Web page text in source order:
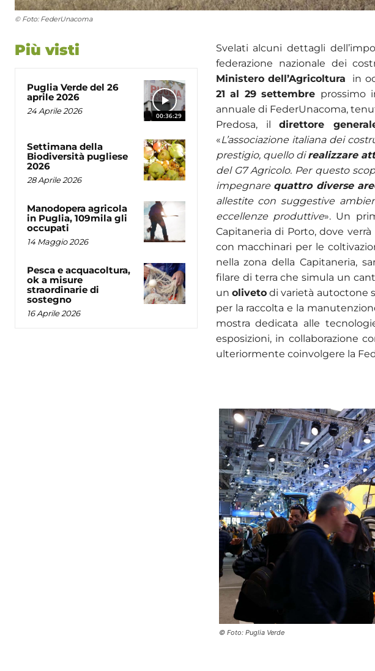
© Foto: FederUnacoma
Più visti
00:36:29
Puglia Verde del 26
aprile 2026
24 Aprile 2026
Settimana della
Biodiversità pugliese
2026
28 Aprile 2026
Manodopera agricola
in Puglia, 109mila gli
occupati
14 Maggio 2026
Pesca e acquacoltura,
ok a misure
straordinarie di
sostegno
16 Aprile 2026
Svelati alcuni dettagli
federazione nazionale dei
Ministero dell’Agricoltura in
21 al 29 settembre prossimo
annuale di FederUnacoma,
Predosa, ildirettore
«L’associazione italiana dei
prestigio, quello direalizzare
del G7 Agricolo. Per questo
impegnare quattro diverse
allestite con suggestive
eccellenze produttive». Un
Capitaneria di Porto, dove
con macchinari per le
nella zona della Capitaneria,
filare di terra che simula un
un olivetodi varietà autoctone
per la raccolta e la
mostra dedicata alle
esposizioni, in collaborazione
ulteriormente coinvolgere la
© Foto: Puglia Verde